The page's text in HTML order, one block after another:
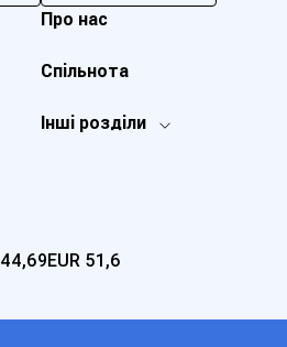
Інші розділи
Про нас
Спільнота
44,69EUR 51,6